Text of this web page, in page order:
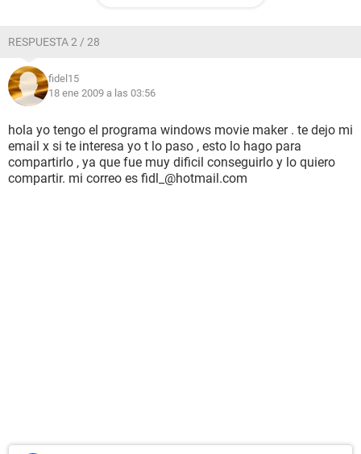
RESPUESTA 2 / 28
fidel15
18 ene 2009 a las 03:56
hola yo tengo el programa windows movie maker . te dejo mi
email x si te interesa yo t lo paso , esto lo hago para
compartirlo , ya que fue muy dificil conseguirlo y lo quiero
compartir. mi correo es fidl_@hotmail.com